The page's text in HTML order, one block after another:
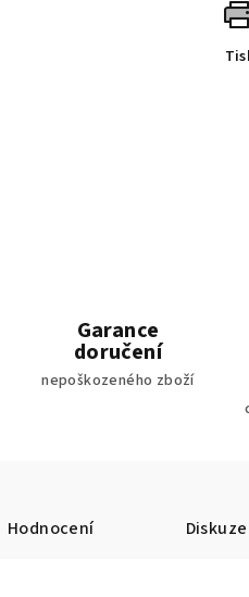
Garance
doručení
nepoškozeného zboží
Hodnocení Diskuze